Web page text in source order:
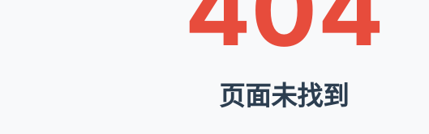
页面未找到